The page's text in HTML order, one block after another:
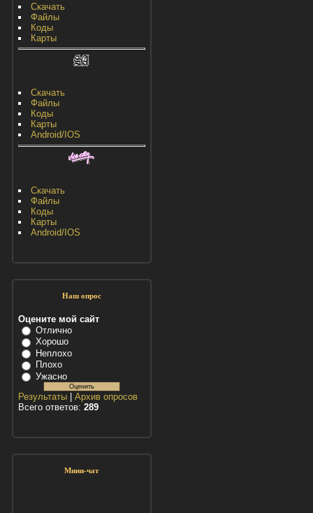
Скачать
Файлы
Коды
Карты
Скачать
Файлы
Коды
Карты
Android/IOS
Скачать
Файлы
Коды
Карты
Android/IOS
Наш опрос
Оцените мой сайт
Отлично
Хорошо
Неплохо
Плохо
Ужасно
Результаты| Архив опросов
Всего ответов: 289
Мини-чат